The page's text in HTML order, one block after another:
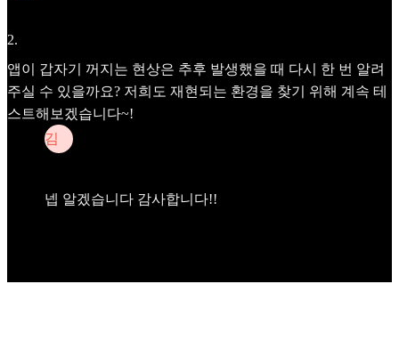
2.
앱이 갑자기 꺼지는 현상은 추후 발생했을 때 다시 한 번 알려
주실 수 있을까요? 저희도 재현되는 환경을 찾기 위해 계속 테
스트해보겠습니다~!
김
넵 알겠습니다 감사합니다!!